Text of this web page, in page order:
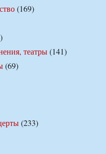
(169)
театры(141)
(69)
(233)